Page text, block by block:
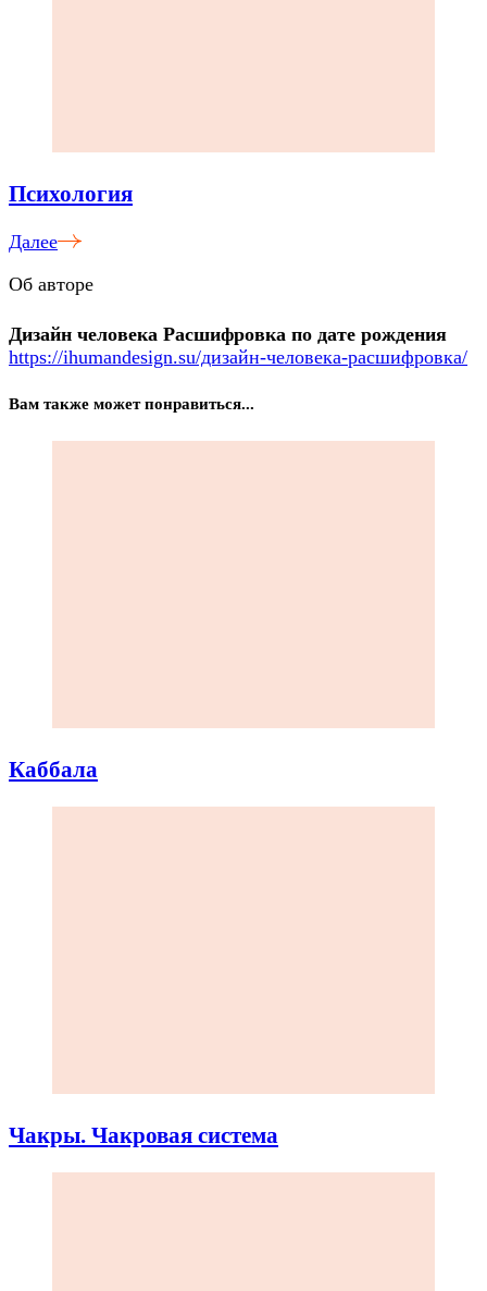
Психология
Далее
Об авторе
Дизайн человека Расшифровка по дате рождения
https://ihumandesign.su/дизайн-человека-расшифровка/
Вам также может понравиться...
Каббала
Чакры. Чакровая система